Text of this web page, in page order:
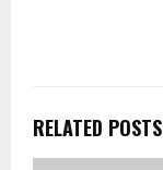
RELATED POSTS